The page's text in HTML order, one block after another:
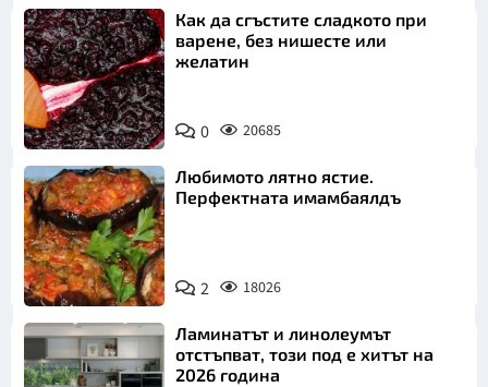
Как да сгъстите сладкото при
варене, без нишесте или
желатин
0 20685
Любимото лятно ястие.
Перфектната имамбаялдъ
2 18026
Ламинатът и линолеумът
отстъпват, този под е хитът на
2026 година